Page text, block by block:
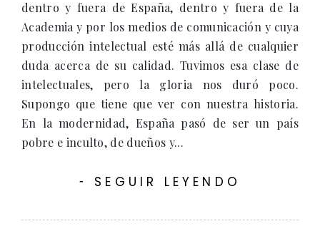
dentro y fuera de España, dentro y fuera de la
Academia y por los medios de comunicación y cuya
producción intelectual esté más allá de cualquier
duda acerca de su calidad. Tuvimos esa clase de
intelectuales, pero la gloria nos duró poco.
Supongo que tiene que ver con nuestra historia.
En la modernidad, España pasó de ser un país
pobre e inculto, de dueños y...
- SEGUIR LEYENDO